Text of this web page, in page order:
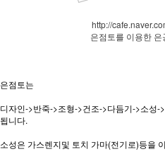
http://
은점토를 이용한
은점토는
디자인->반죽->조형->건조->다듬기->소성
됩니다.
소성은 가스렌지및 토치 가마(전기로)등을